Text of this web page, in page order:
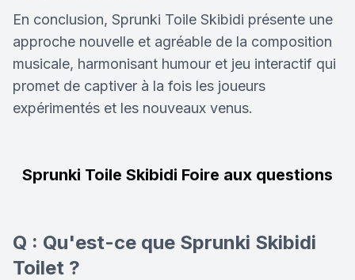
En conclusion, Sprunki Toile Skibidi présente une
approche nouvelle et agréable de la composition
musicale, harmonisant humour et jeu interactif qui
promet de captiver à la fois les joueurs
expérimentés et les nouveaux venus.
Sprunki Toile Skibidi Foire aux questions
Q : Qu'est-ce que Sprunki Skibidi
Toilet ?